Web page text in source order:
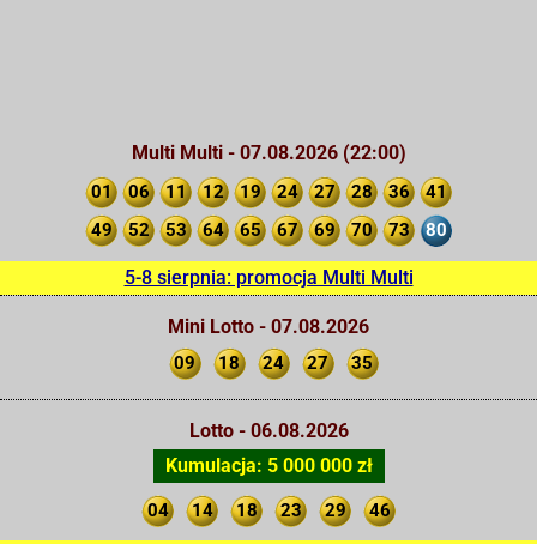
Multi Multi - 07.08.2026 (22:00)
01 06 11 12 19 24 27 28 36
41
49
52 53 64 65 67 69 70 73 80
5-8 sierpnia: promocja Multi Multi
Mini Lotto - 07.08.2026
09 18 24 27 35
Lotto - 06.08.2026
Kumulacja: 5 000 000 zł
04 14 18 23 29 46